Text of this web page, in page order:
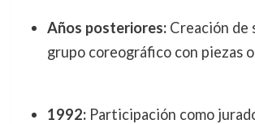
Años posteriores:Creación de
grupo coreográfico con piezas
1992:Participación como